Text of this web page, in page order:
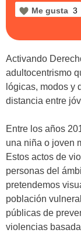
Me gusta 3
Activando
adultocentrismo
lógicas, modos y
distancia entre
Entre los años
una niña o joven
Estos actos de
personas del
pretendemos
población
públicas de
violencias